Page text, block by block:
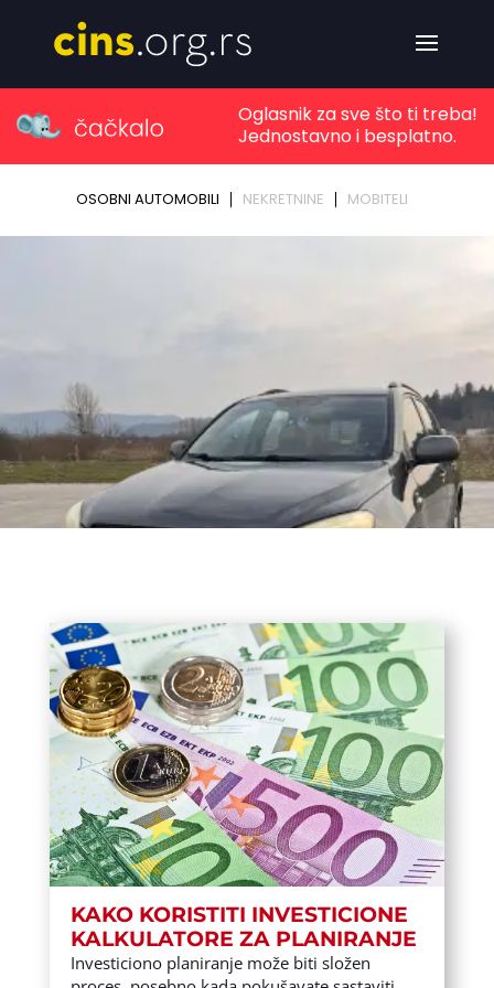
KAKO KORISTITI INVESTICIONE
KALKULATORE ZA PLANIRANJE
Investiciono planiranje može biti složen